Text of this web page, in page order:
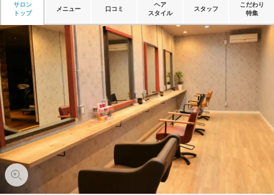
サロン
トップ
メニュー 口コミ
ヘア
スタイル
スタッフ
こだわり
特集